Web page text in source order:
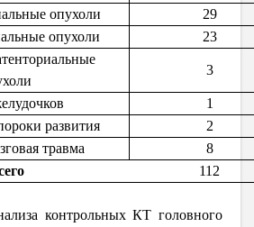
опухоли
29
опухоли
23
3
1
развития
2
травма
8
112
контрольных КТ головного